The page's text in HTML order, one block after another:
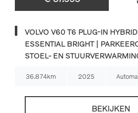
VOLVO V60 T6 PLUG-IN
ESSENTIAL BRIGHT |
STOEL- EN
36.874km 2025
BEKIJKEN